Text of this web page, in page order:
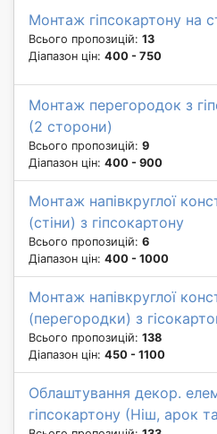
Монтаж гіпсокартону на
Всього пропозицій: 13
Діапазон цін: 400 - 750
Монтаж перегородок з
(2 сторони)
Всього пропозицій: 9
Діапазон цін: 400 - 900
Монтаж напівкруглої
(стіни) з гіпсокартону
Всього пропозицій: 6
Діапазон цін: 400 - 1000
Монтаж напівкруглої
(перегородки) з
Всього пропозицій: 138
Діапазон цін: 450 - 1100
Облаштування декор.
гіпсокартону (Ніш, арок